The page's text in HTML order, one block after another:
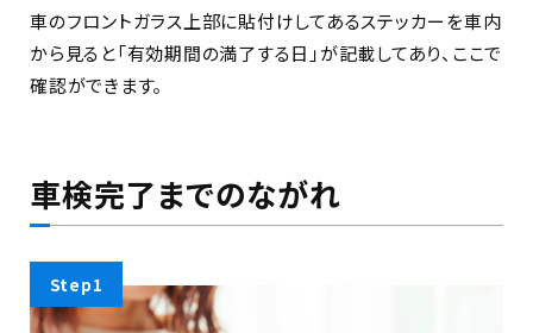
車のフロントガラス上部に貼付けしてあるステッカーを車内
から見ると「有効期間の満了する日」が記載してあり、ここで
確認ができます。
車検完了までのながれ
Step1